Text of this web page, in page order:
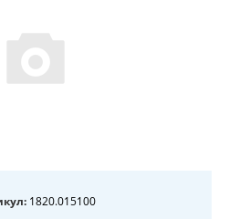
1820.015100